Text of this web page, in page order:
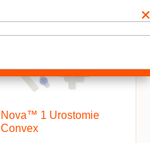
Nova™ 1 Urostomie
Convex